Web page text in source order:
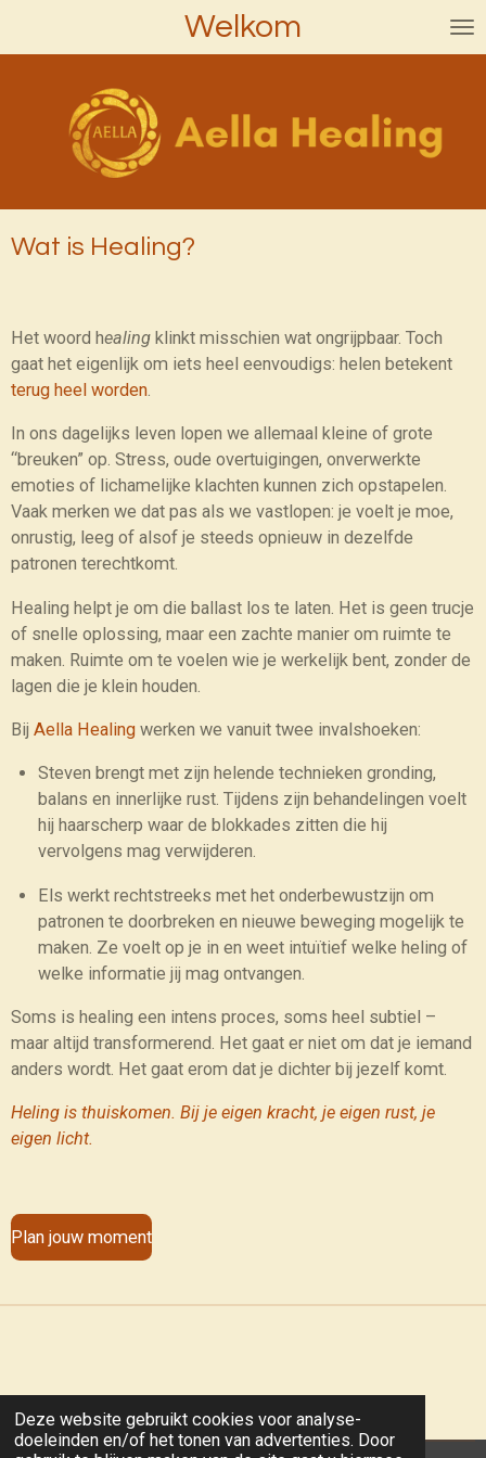
Deze website gebruikt cookies voor analyse-
doeleinden en/of het tonen van advertenties. Door
hoofdinhoud
Welkom
Wat is Healing?
Het woord healing klinkt misschien wat ongrijpbaar. Toch
gaat het eigenlijk om iets heel eenvoudigs: helen betekent
terug heel worden.
In ons dagelijks leven lopen we allemaal kleine of grote
“breuken” op. Stress, oude overtuigingen, onverwerkte
emoties of lichamelijke klachten kunnen zich opstapelen.
Vaak merken we dat pas als we vastlopen: je voelt je moe,
onrustig, leeg of alsof je steeds opnieuw in dezelfde
patronen terechtkomt.
Healing helpt je om die ballast los te laten. Het is geen trucje
of snelle oplossing, maar een zachte manier om ruimte te
maken. Ruimte om te voelen wie je werkelijk bent, zonder de
lagen die je klein houden.
Bij Aella Healing werken we vanuit twee invalshoeken:
Steven brengt met zijn helende technieken gronding,
balans en innerlijke rust. Tijdens zijn behandelingen voelt
hij haarscherp waar de blokkades zitten die hij
vervolgens mag verwijderen.
Els werkt rechtstreeks met het onderbewustzijn om
patronen te doorbreken en nieuwe beweging mogelijk te
maken. Ze voelt op je in en weet intuïtief welke heling of
welke informatie jij mag ontvangen.
Soms is healing een intens proces, soms heel subtiel –
maar altijd transformerend. Het gaat er niet om dat je iemand
anders wordt. Het gaat erom dat je dichter bij jezelf komt.
Heling is thuiskomen. Bij je eigen kracht, je eigen rust, je
eigen licht.
Plan jouw moment